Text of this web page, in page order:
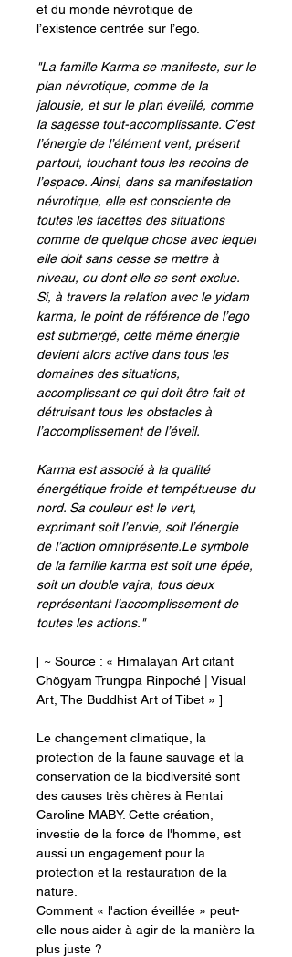
et du monde névrotique de
l’existence centrée sur l’ego.
"La famille Karma se manifeste, sur le
plan névrotique, comme de la
jalousie, et sur le plan éveillé, comme
la sagesse tout-accomplissante. C’est
l’énergie de l’élément vent, présent
partout, touchant tous les recoins de
l’espace. Ainsi, dans sa manifestation
névrotique, elle est consciente de
toutes les facettes des situations
comme de quelque chose avec lequel
elle doit sans cesse se mettre à
niveau, ou dont elle se sent exclue.
Si, à travers la relation avec le yidam
karma, le point de référence de l’ego
est submergé, cette même énergie
devient alors active dans tous les
domaines des situations,
accomplissant ce qui doit être fait et
détruisant tous les obstacles à
l’accomplissement de l’éveil.
Karma est associé à la qualité
énergétique froide et tempétueuse du
nord. Sa couleur est le vert,
exprimant soit l’envie, soit l’énergie
de l’action omniprésente.Le symbole
de la famille karma est soit une épée,
soit un double vajra, tous deux
représentant l’accomplissement de
toutes les actions."
[ ~ Source : « Himalayan Art citant
Chögyam Trungpa Rinpoché | Visual
Art, The Buddhist Art of Tibet » ]
Le changement climatique, la
protection de la faune sauvage et la
conservation de la biodiversité sont
des causes très chères à Rentai
Caroline MABY. Cette création,
investie de la force de l'homme, est
aussi un engagement pour la
protection et la restauration de la
nature.
Comment « l'action éveillée » peut-
elle nous aider à agir de la manière la
plus juste ?